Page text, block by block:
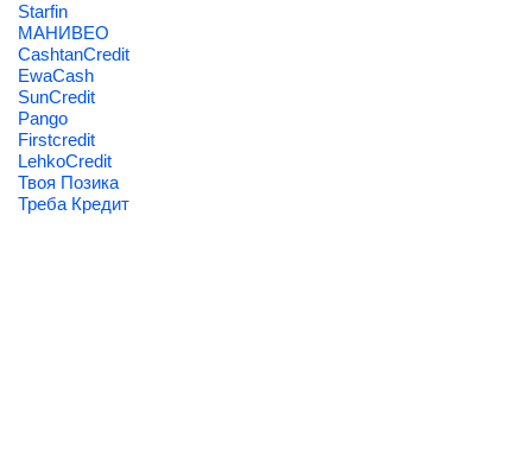
Starfin
МАНИВЕО
CashtanCredit
EwaCash
SunCredit
Pango
Firstcredit
LehkoCredit
Твоя Позика
Треба Кредит